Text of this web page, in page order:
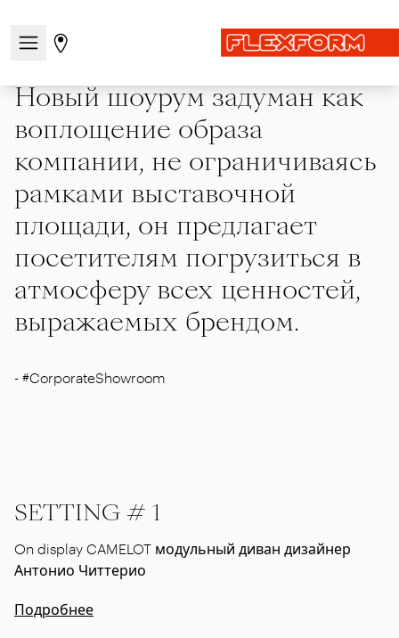
Открыть/закрыть меню навигации
Перейти на страницу магазинов
Corporate Showroom
Новый шоурум задуман как
воплощение образа
компании, не ограничиваясь
рамками выставочной
площади, он предлагает
посетителям погрузиться в
атмосферу всех ценностей,
выражаемых брендом.
- #CorporateShowroom
SETTING # 1
On display CAMELOT модульный диван дизайнер
Антонио Читтерио
Подробнее